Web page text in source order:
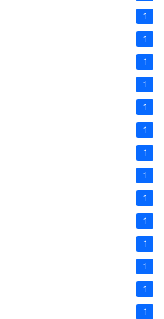
1
1
1
1
1
1
1
1
1
1
1
1
1
1